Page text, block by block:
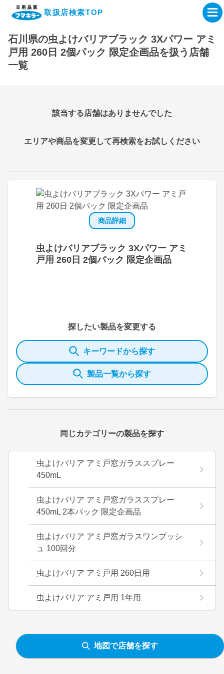
取扱店検索TOP
企業・IR情報サイト
オンラインショップ
製品検索はこちら
石川県の虫よけバリアブラック 3Xパワー アミ
戸用 260日 2個パック 限定企画品を扱う店舗
一覧
商品詳細
虫よけバリアブラック 3Xパワー アミ
戸用 260日 2個パック 限定企画品
探したい製品を変更する
キーワードから探す
製品一覧から探す
同じカテゴリーの製品を探す
虫よけバリア アミ戸窓ガラススプレー
450mL
虫よけバリア アミ戸窓ガラススプレー
450mL 2本パック 限定企画品
虫よけバリア アミ戸窓ガラスワンプッシ
ュ 100回分
虫よけバリア アミ戸用 260日用
虫よけバリア アミ戸用 1年用
該当する店舗はありませんでした
エリアや商品を変更して再検索をお試しください
地図で店舗を探す